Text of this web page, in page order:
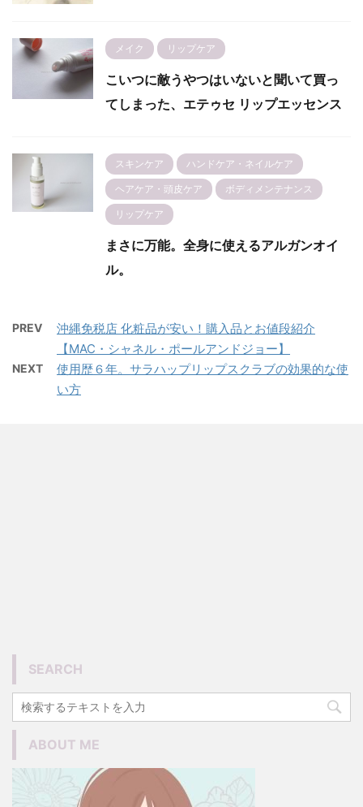
メイク リップケア
こいつに敵うやつはいないと聞いて買っ
てしまった、エテゥセ リップエッセンス
スキンケア ハンドケア・ネイルケア
ヘアケア・頭皮ケア ボディメンテナンス
リップケア
まさに万能。全身に使えるアルガンオイ
ル。
PREV
沖縄免税店 化粧品が安い！購入品とお値段紹介
【MAC・シャネル・ポールアンドジョー】
NEXT
使用歴６年。サラハップリップスクラブの効果的な使
い方
SEARCH
ABOUT ME